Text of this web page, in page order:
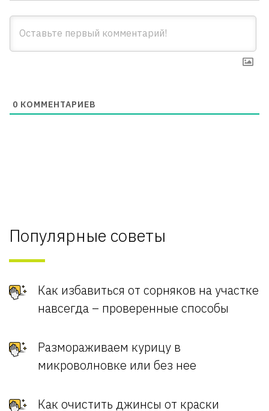
0 КОММЕНТАРИЕВ
Популярные советы
Как избавиться от сорняков на участке
навсегда – проверенные способы
Размораживаем курицу в
микроволновке или без нее
Как очистить джинсы от краски